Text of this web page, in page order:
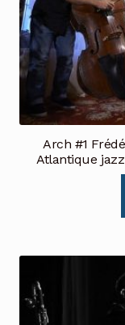
Arch #1
Atlantique